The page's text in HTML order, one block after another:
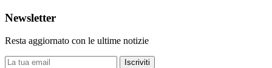
Newsletter
Resta aggiornato con le ultime notizie
Iscriviti